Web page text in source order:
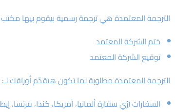
الترجمة المعتمدة هي ترجمة رسمية بيقوم بيها
ختم الشركة المعتمد
توقيع الشركة المعتمد
الترجمة المعتمدة مطلوبة لما تكون هتقدّم أوراقك لـ:
السفارات (زي سفارة ألمانيا، أمريكا، كندا، فرنسا،